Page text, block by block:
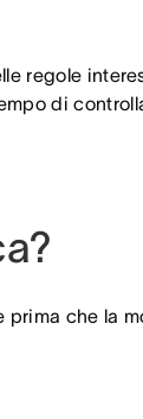
regole
di
che la